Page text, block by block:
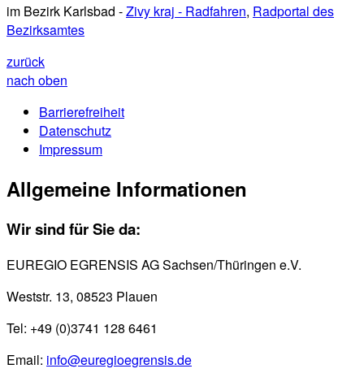
im Bezirk Karlsbad -Zivy kraj - Radfahren, Radportal des
Bezirksamtes
zurück
nach oben
Barrierefreiheit
Datenschutz
Impressum
Allgemeine Informationen
Wir sind für Sie da:
EUREGIO EGRENSIS AG Sachsen/Thüringen e.V.
Weststr. 13, 08523 Plauen
Tel: +49 (0)3741 128 6461
Email: info@euregioegrensis.de